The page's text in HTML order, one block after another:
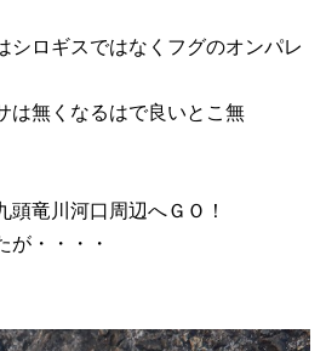
シロギスではなくフグのオンパレ
は無くなるはで良いとこ無
竜川河口周辺へＧＯ！
が・・・・